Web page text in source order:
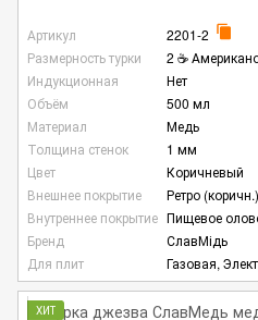
Артикул
2201-2
Размерность турки
2 ☕
Индукционная
Нет
Объём
500 мл
Материал
Медь
Толщина стенок
1 мм
Цвет
Коричневый
Внешнее покрытие
Ретро (коричн.)
Внутреннее покрытие Пищевое
Бренд
СлавМідь
Для плит
Газовая,
ХИТ